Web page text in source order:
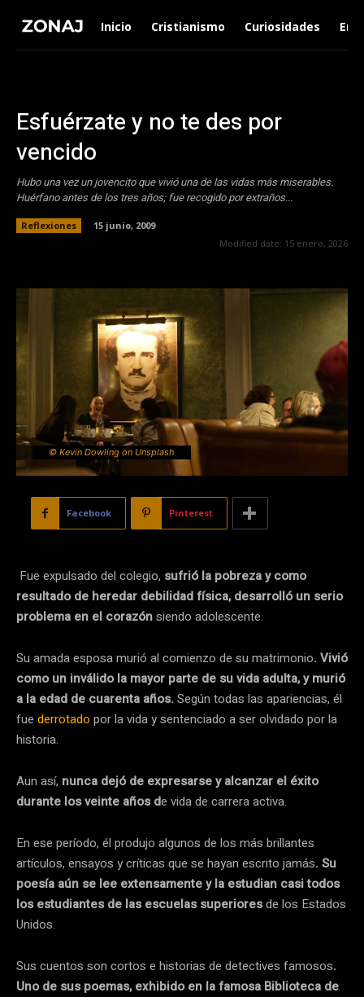
Inicio Cristianismo Curiosidades
Esfuérzate y no te des por
vencido
Hubo una vez un jovencito que vivió una de las vidas más miserables.
Huérfano antes de los tres años; fue recogido por extraños...
Reflexiones
15 junio, 2009
Modified date: 15 enero, 2026
© Kevin Dowling on Unsplash
Facebook Pinterest
Fue expulsado del colegio, sufrió la pobreza y como
resultado de heredar debilidad física, desarrolló un serio
problema en el corazónsiendo adolescente.
Su amada esposa murió al comienzo de su matrimonio. Vivió
como un inválido la mayor parte de su vida adulta, y murió
a la edad de cuarenta años. Según todas las apariencias, él
fue derrotado por la vida y sentenciado a ser olvidado por la
historia.
Aun así, nunca dejó de expresarse y alcanzar el éxito
durante los veinte años de vida de carrera activa.
En ese período, él produjo algunos de los más brillantes
artículos, ensayos y críticas que se hayan escrito jamás. Su
poesía aún se lee extensamente y la estudian casi todos
los estudiantes de las escuelas superioresde los Estados
Unidos.
Sus cuentos son cortos e historias de detectives famosos.
Uno de sus poemas, exhibido en la famosa Biblioteca de